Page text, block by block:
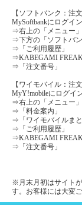
【ソフトバンク：注
MySoftbankにログイン
⇒右上の「メニュー」
⇒下方の「ソフトバン
⇒「ご利用履歴」
⇒KABEGAMI FREAK
⇒「注文番号」
【ワイモバイル：注
MyY!mobileにログイ
⇒右上の「メニュー」
⇒「料金案内」
⇒「ワイモバイルまと
⇒「ご利用履歴」
⇒KABEGAMI FREAK
⇒「注文番号」
※月末月初はサイト
す。お客様には大変